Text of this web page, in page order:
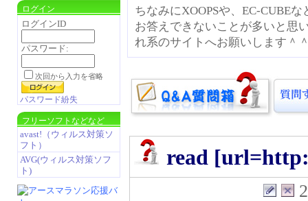
ログイン
ログインID
パスワード:
次回から入力を省略
パスワード紛失
フリーソフトなどなど
avast!（ウィルス対策ソ
フト）
AVG(ウィルス対策ソフ
ト)
ちなみにXOOPSや、EC-CUBE
お答えできないことが多いと思
れ系のサイトへお願いします＾
read